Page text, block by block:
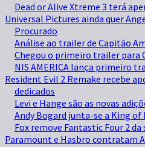
Dead or Alive Xtreme 3 terá
Universal Pictures ainda quer
Procurado
Análise ao trailer de Capitão
Chegou o primeiro trailer para
NIS AMERICA lança primeiro
Resident Evil 2 Remake recebe
dedicados
Levi e Hange são as novas
Andy Bogard junta-se a King of
Fox remove Fantastic Four 2 da
Paramount e Hasbro contratam